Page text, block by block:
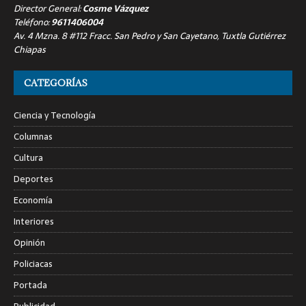
Director General:Cosme Vázquez
Teléfono:9611406004
Av. 4 Mzna. 8 #112 Fracc. San Pedro y San Cayetano, Tuxtla Gutiérrez
Chiapas
CATEGORÍAS
Ciencia y Tecnología
Columnas
Cultura
Deportes
Economía
Interiores
Opinión
Policiacas
Portada